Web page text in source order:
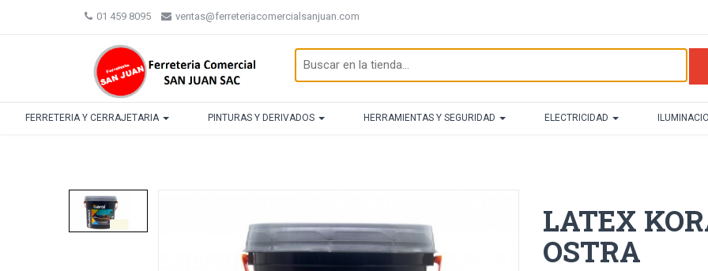
01 459 8095 ventas@ferreteriacomercialsanjuan.com
FERRETERIA Y CERRAJETARIA PINTURAS Y DERIVADOS HERRAMIENTAS Y SEGURIDAD ELECTRICIDAD
LATEX
OSTRA